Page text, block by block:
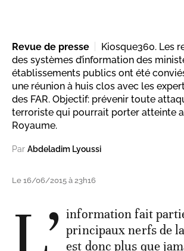
Revue de presse
Kiosque360. Les
des systèmes d’information des
établissements publics ont été
une réunion à huis clos avec les
des FAR. Objectif: prévenir toute
terroriste qui pourrait porter atteinte
Royaume.
Par Abdeladim Lyoussi
Le 16/06/2015 à 23h16
information fait
principaux nerfs de
est donc plus que